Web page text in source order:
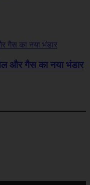
और गैस का नया भंडार